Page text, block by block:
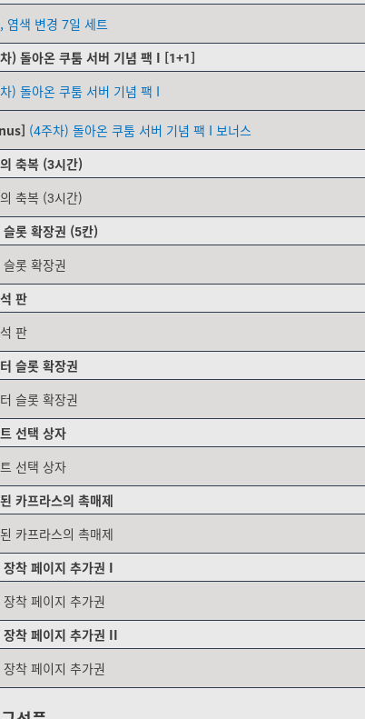
염색 변경 7일 세트
) 돌아온 쿠툼 서버 기념 팩 I [1+1]
) 돌아온 쿠툼 서버 기념 팩 I
(4주차) 돌아온 쿠툼 서버 기념 팩 I 보너스
축복 (3시간)
축복 (3시간)
슬롯 확장권 (5칸)
롯 확장권
판
판
슬롯 확장권
슬롯 확장권
선택 상자
선택 상자
카프라스의 촉매제
카프라스의 촉매제
장착 페이지 추가권 I
장착 페이지 추가권
장착 페이지 추가권 II
장착 페이지 추가권